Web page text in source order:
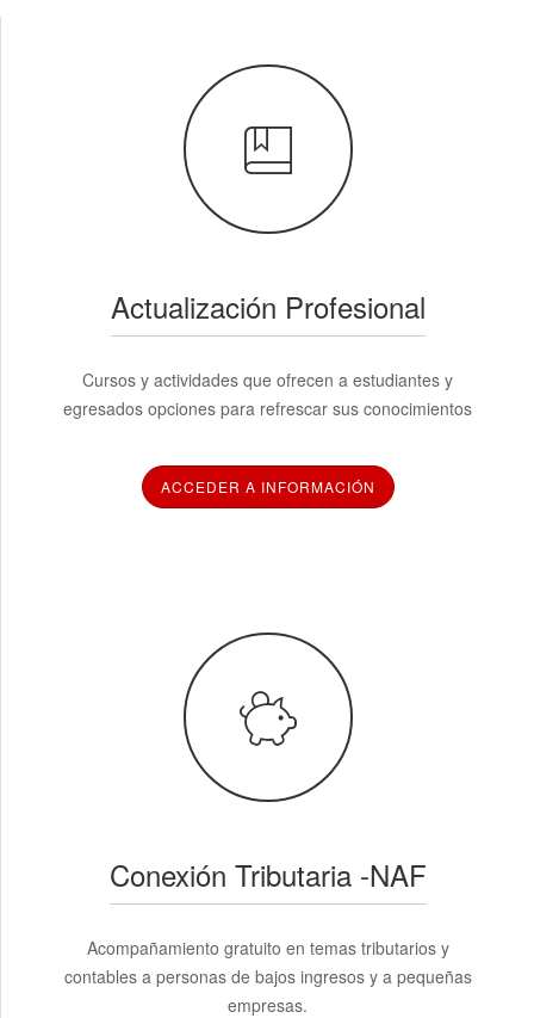
Actualización Profesional
Cursos y actividades que ofrecen a estudiantes y
egresados opciones para refrescar sus conocimientos
ACCEDER A INFORMACIÓN
Conexión Tributaria -NAF
Acompañamiento gratuito en temas tributarios y
contables a personas de bajos ingresos y a pequeñas
empresas.